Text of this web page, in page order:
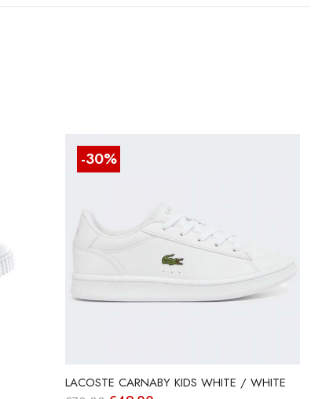
-30%
LACOSTE CARNABY KIDS WHITE / WHITE